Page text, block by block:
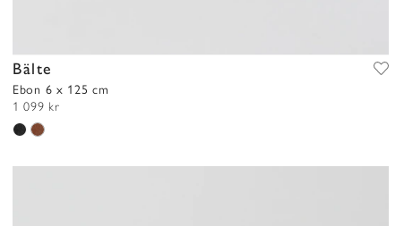
Bälte
Ebon 6 x 125 cm
1 099 kr